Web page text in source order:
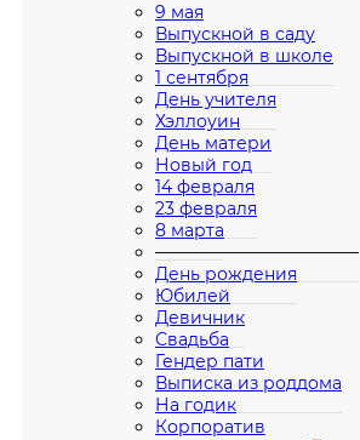
9 мая
Выпускной в саду
Выпускной в школе
1 сентября
День учителя
Хэллоуин
День матери
Новый год
14 февраля
23 февраля
8 марта
————————————
День рождения
Юбилей
Девичник
Свадьба
Гендер пати
Выписка из роддома
На годик
Корпоратив